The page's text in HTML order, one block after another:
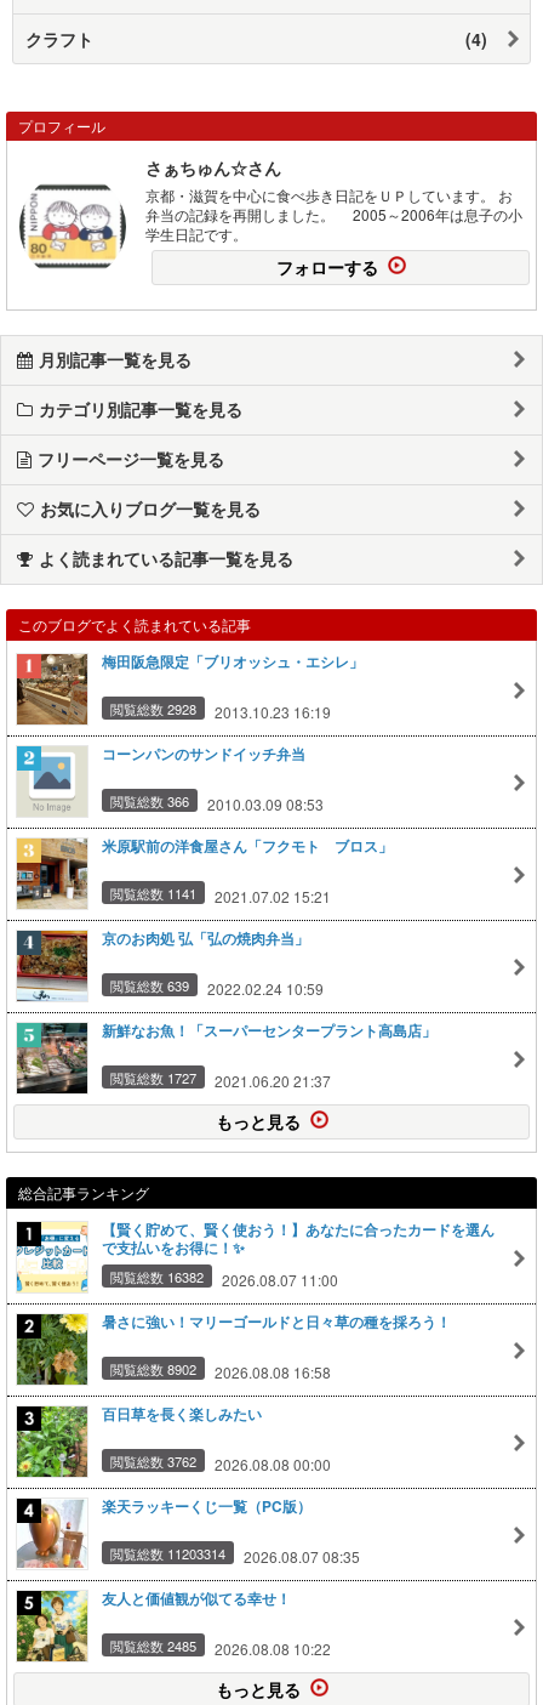
クラフト (4)
プロフィール
さぁちゅん☆さん
京都・滋賀を中心に食べ歩き日記をＵＰしています。 お
弁当の記録を再開しました。 2005～2006年は息子の小
学生日記です。
フォローする
月別記事一覧を見る
カテゴリ別記事一覧を見る
フリーページ一覧を見る
お気に入りブログ一覧を見る
よく読まれている記事一覧を見る
このブログでよく読まれている記事
梅田阪急限定「ブリオッシュ・エシレ」
閲覧総数 2928 2013.10.23 16:19
コーンパンのサンドイッチ弁当
閲覧総数 366 2010.03.09 08:53
米原駅前の洋食屋さん「フクモト ブロス」
閲覧総数 1141 2021.07.02 15:21
京のお肉処 弘「弘の焼肉弁当」
閲覧総数 639 2022.02.24 10:59
新鮮なお魚！「スーパーセンタープラント高島店」
閲覧総数 1727 2021.06.20 21:37
もっと見る
総合記事ランキング
【賢く貯めて、賢く使おう！】あなたに合ったカードを選ん
で支払いをお得に！✨
閲覧総数 16382 2026.08.07 11:00
暑さに強い！マリーゴールドと日々草の種を採ろう！
閲覧総数 8902 2026.08.08 16:58
百日草を長く楽しみたい
閲覧総数 3762 2026.08.08 00:00
楽天ラッキーくじ一覧（PC版）
閲覧総数 11203314 2026.08.07 08:35
友人と価値観が似てる幸せ！
閲覧総数 2485 2026.08.08 10:22
もっと見る